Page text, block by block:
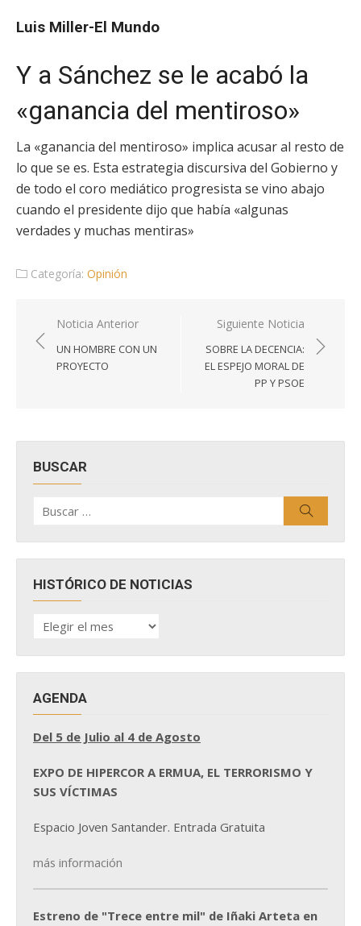
Luis Miller-El Mundo
Y a Sánchez se le acabó la
«ganancia del mentiroso»
La «ganancia del mentiroso» implica acusar al resto de
lo que se es. Esta estrategia discursiva del Gobierno y
de todo el coro mediático progresista se vino abajo
cuando el presidente dijo que había «algunas
verdades y muchas mentiras»
Categoría: Opinión
Navegación
de
entradas
Noticia Anterior
UN HOMBRE CON UN
PROYECTO
Siguiente Noticia
SOBRE LA DECENCIA:
EL ESPEJO MORAL DE
PP Y PSOE
BUSCAR
por:
HISTÓRICO DE NOTICIAS
HISTÓRICO
DE
AGENDA
Del 5 de Julio al 4 de Agosto
EXPO DE HIPERCOR A ERMUA, EL TERRORISMO Y
SUS VÍCTIMAS
Espacio Joven Santander. Entrada Gratuita
más información
Estreno de "Trece entre mil" de Iñaki Arteta en